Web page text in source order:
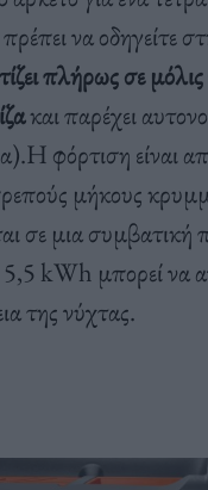
πρέπει να οδηγείτε
πλήρως σε
και παρέχει
φόρτιση είναι
μήκους
σε μια συμβατική
kWh μπορεί να
της νύχτας.